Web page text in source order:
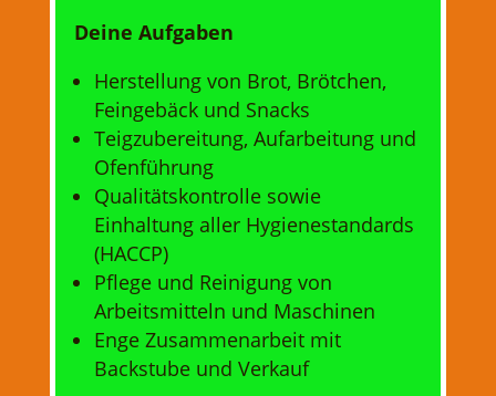
Deine Aufgaben
Herstellung von Brot, Brötchen,
Feingebäck und Snacks
Teigzubereitung, Aufarbeitung und
Ofenführung
Qualitätskontrolle sowie
Einhaltung aller Hygienestandards
(HACCP)
Pflege und Reinigung von
Arbeitsmitteln und Maschinen
Enge Zusammenarbeit mit
Backstube und Verkauf